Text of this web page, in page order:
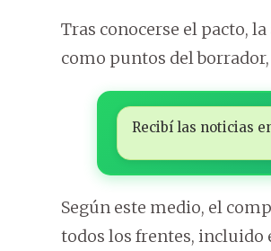
Tras conocerse el pacto,
como puntos del
Recibí las noticias
Según este medio, el
todos los frentes, incluido